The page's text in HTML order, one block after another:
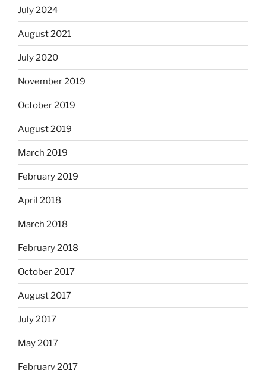
July 2024
August 2021
July 2020
November 2019
October 2019
August 2019
March 2019
February 2019
April 2018
March 2018
February 2018
October 2017
August 2017
July 2017
May 2017
February 2017